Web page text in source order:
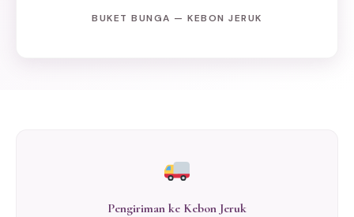
BUKET BUNGA — KEBON JERUK
Pengiriman ke Kebon Jeruk